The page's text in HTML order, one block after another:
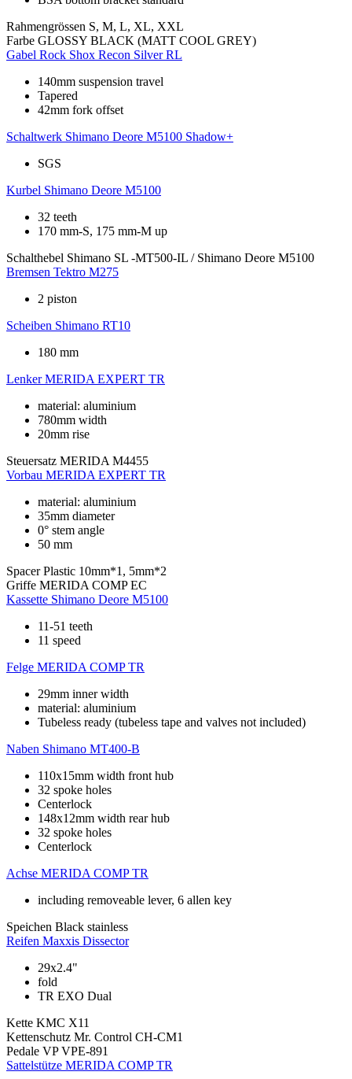
Rahmengrössen S, M, L, XL, XXL
Farbe GLOSSY BLACK (MATT COOL GREY)
Gabel Rock Shox Recon Silver RL
140mm suspension travel
Tapered
42mm fork offset
Schaltwerk Shimano Deore M5100 Shadow+
SGS
Kurbel Shimano Deore M5100
32 teeth
170 mm-S, 175 mm-M up
Schalthebel Shimano SL -MT500-IL / Shimano Deore M5100
Bremsen Tektro M275
2 piston
Scheiben Shimano RT10
180 mm
Lenker MERIDA EXPERT TR
material: aluminium
780mm width
20mm rise
Steuersatz MERIDA M4455
Vorbau MERIDA EXPERT TR
material: aluminium
35mm diameter
0° stem angle
50 mm
Spacer Plastic 10mm*1, 5mm*2
Griffe MERIDA COMP EC
Kassette Shimano Deore M5100
11-51 teeth
11 speed
Felge MERIDA COMP TR
29mm inner width
material: aluminium
Tubeless ready (tubeless tape and valves not included)
Naben Shimano MT400-B
110x15mm width front hub
32 spoke holes
Centerlock
148x12mm width rear hub
32 spoke holes
Centerlock
Achse MERIDA COMP TR
including removeable lever, 6 allen key
Speichen Black stainless
Reifen Maxxis Dissector
29x2.4"
fold
TR EXO Dual
Kette KMC X11
Kettenschutz Mr. Control CH-CM1
Pedale VP VPE-891
Sattelstütze MERIDA COMP TR